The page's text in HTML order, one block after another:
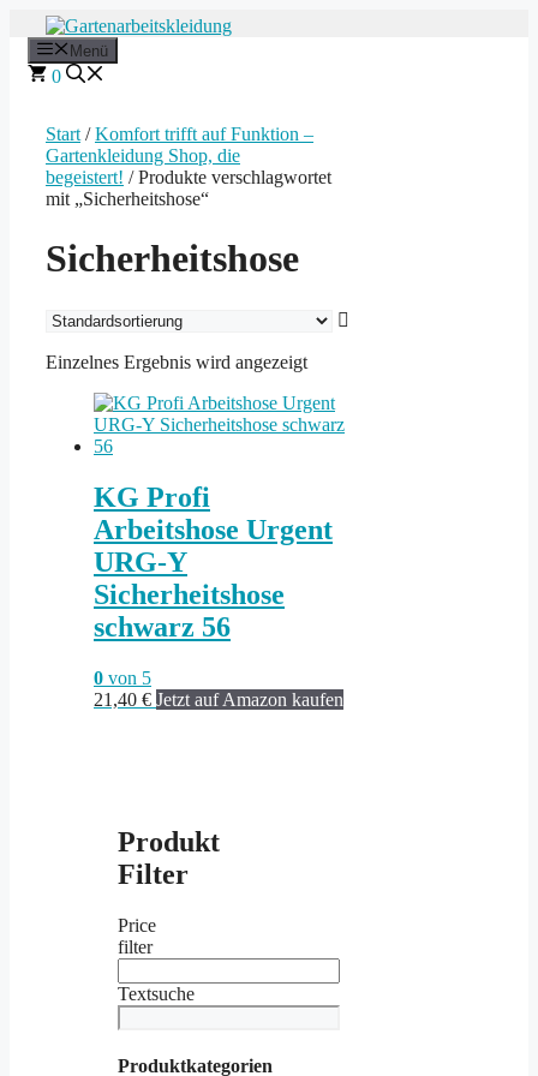
Inhalt
springen
Menü
0
Start /Komfort trifft auf Funktion –
Gartenkleidung Shop, die
begeistert! / Produkte verschlagwortet
mit „Sicherheitshose“
Sicherheitshose
Einzelnes Ergebnis wird angezeigt
KG Profi
Arbeitshose Urgent
URG-Y
Sicherheitshose
schwarz 56
0 von 5
21,40 € Jetzt auf Amazon kaufen
Produkt
Filter
Price
filter
Textsuche
Produktkategorien